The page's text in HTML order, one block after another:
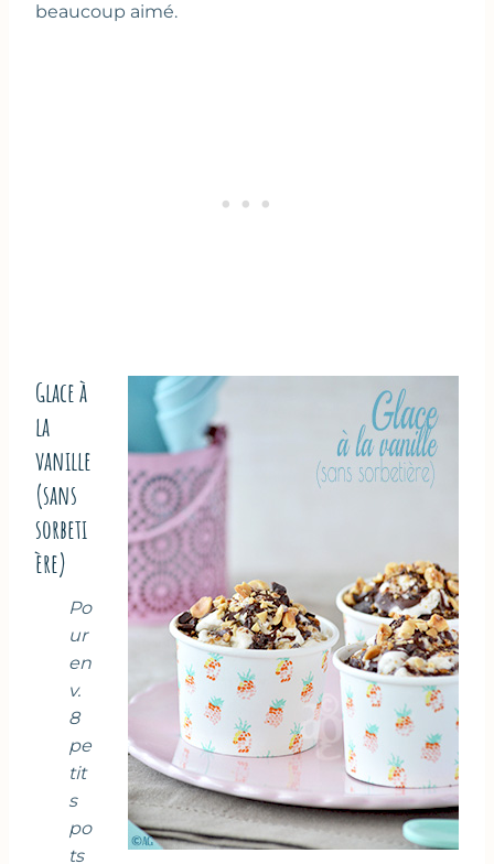
beaucoup aimé.
Glace à
la
vanille
(sans
sorbeti
ère)
Po
ur
en
v.
8
pe
tit
s
po
ts